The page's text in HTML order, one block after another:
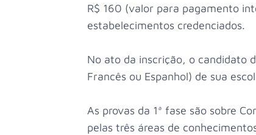
R$ 160 (valor para pagamento
estabelecimentos credenciados.
No ato da inscrição, o candidato
Francês ou Espanhol) de sua
As provas da 1ª fase são sobre
pelas três áreas de